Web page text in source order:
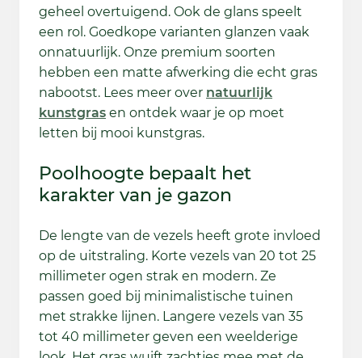
geheel overtuigend. Ook de glans speelt
een rol. Goedkope varianten glanzen vaak
onnatuurlijk. Onze premium soorten
hebben een matte afwerking die echt gras
nabootst. Lees meer over natuurlijk
kunstgras en ontdek waar je op moet
letten bij mooi kunstgras.
Poolhoogte bepaalt het
karakter van je gazon
De lengte van de vezels heeft grote invloed
op de uitstraling. Korte vezels van 20 tot 25
millimeter ogen strak en modern. Ze
passen goed bij minimalistische tuinen
met strakke lijnen. Langere vezels van 35
tot 40 millimeter geven een weelderige